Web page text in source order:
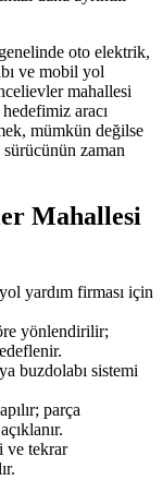
oto elektrik,
ve mobil yol
mahallesi
aracı
mümkün değilse
zaman
Mahallesi
yardım firması için
yönlendirilir;
buzdolabı sistemi
parça
ve tekrar